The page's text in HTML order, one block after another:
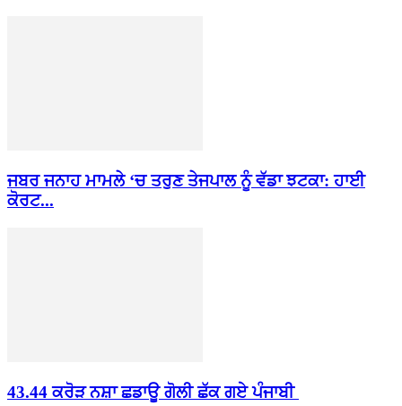
ਜਬਰ ਜਨਾਹ ਮਾਮਲੇ ‘ਚ ਤਰੁਣ ਤੇਜਪਾਲ ਨੂੰ ਵੱਡਾ ਝਟਕਾ: ਹਾਈ
ਕੋਰਟ...
43.44 ਕਰੋੜ ਨਸ਼ਾ ਛਡਾਊ ਗੋਲੀ ਛੱਕ ਗਏ ਪੰਜਾਬੀ